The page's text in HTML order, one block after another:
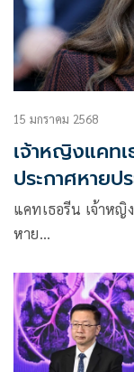
15 มกราคม 2568
เจ้าหญิงแคท
ประกาศหายป
แคทเธอรีน เจ้าหญิ
หาย…